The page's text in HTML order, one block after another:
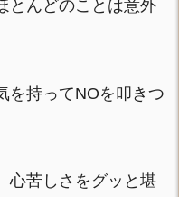
とんどのことは意外
を持ってNOを叩きつ
心苦しさをグッと堪